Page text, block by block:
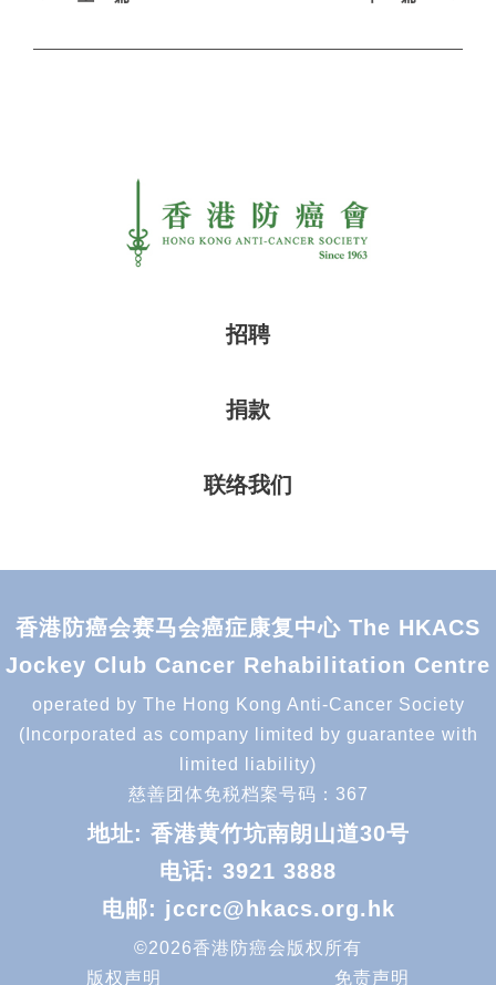
招聘
捐款
联络我们
香港防癌会赛马会癌症康复中心 The HKACS
Jockey Club Cancer Rehabilitation Centre
operated by The Hong Kong Anti-Cancer Society
(Incorporated as company limited by guarantee with
limited liability)
慈善团体免税档案号码：367
地址: 香港黄竹坑南朗山道30号
电话: 3921 3888
电邮: jccrc@hkacs.org.hk
©2026香港防癌会版权所有
版权声明
免责声明